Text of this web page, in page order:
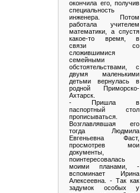
окончила его, получив
специальность
инженера. Потом
работала учителем
математики, а спустя
какое-то время, в
связи со
сложившимися
семейными
обстоятельствами, с
двумя маленькими
детьми вернулась в
родной Приморско-
Ахтарск.
- Пришла в
паспортный стол
прописываться.
Возглавлявшая его
тогда Людмила
Евгеньевна Фаст,
просмотрев мои
документы,
поинтересовалась
моими планами, -
вспоминает Ирина
Алексеевна. - Так как
задумок особых у